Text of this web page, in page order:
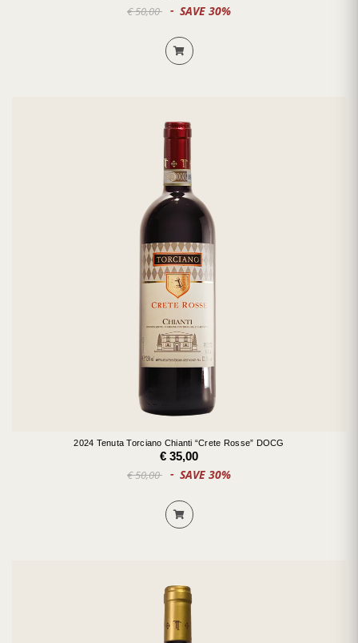
€ 50,00 SAVE 30%
2024 Tenuta Torciano Chianti “Crete Rosse” DOCG
€ 35,00
€ 50,00 SAVE 30%